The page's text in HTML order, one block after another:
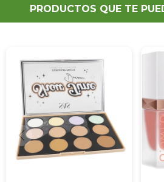
PRODUCTOS QUE TE